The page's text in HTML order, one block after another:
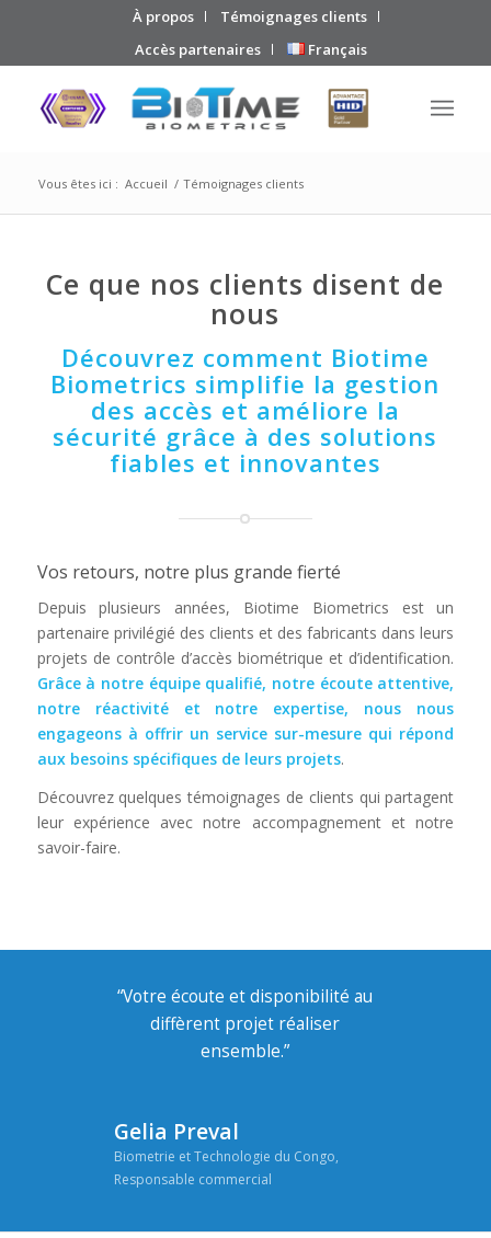
À propos
Témoignages clients
Accès partenaires
Français
Vous êtes ici : Accueil / Témoignages clients
Ce que nos clients disent de
nous
Découvrez comment Biotime
Biometrics simplifie la gestion
des accès et améliore la
sécurité grâce à des solutions
fiables et innovantes
Vos retours, notre plus grande fierté
Depuis plusieurs années, Biotime Biometrics est un
partenaire privilégié des clients et des fabricants dans leurs
projets de contrôle d’accès biométrique et d’identification.
Grâce à notre équipe qualifié, notre écoute attentive,
notre réactivité et notre expertise, nous nous
engageons à offrir un service sur-mesure qui répond
aux besoins spécifiques de leurs projets.
Découvrez quelques témoignages de clients qui partagent
leur expérience avec notre accompagnement et notre
savoir-faire.
“Votre écoute et disponibilité au
diffèrent projet réaliser
ensemble.”
Gelia Preval
Biometrie et Technologie du Congo,
Responsable commercial